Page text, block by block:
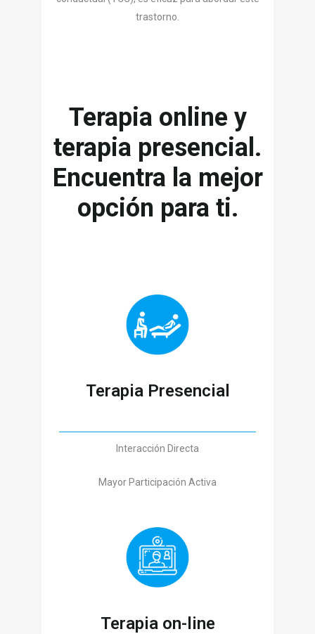
trastorno.
Terapia online y
terapia presencial.
Encuentra la mejor
opción para ti.
Terapia Presencial
Interacción Directa
Mayor Participación Activa
Terapia on-line